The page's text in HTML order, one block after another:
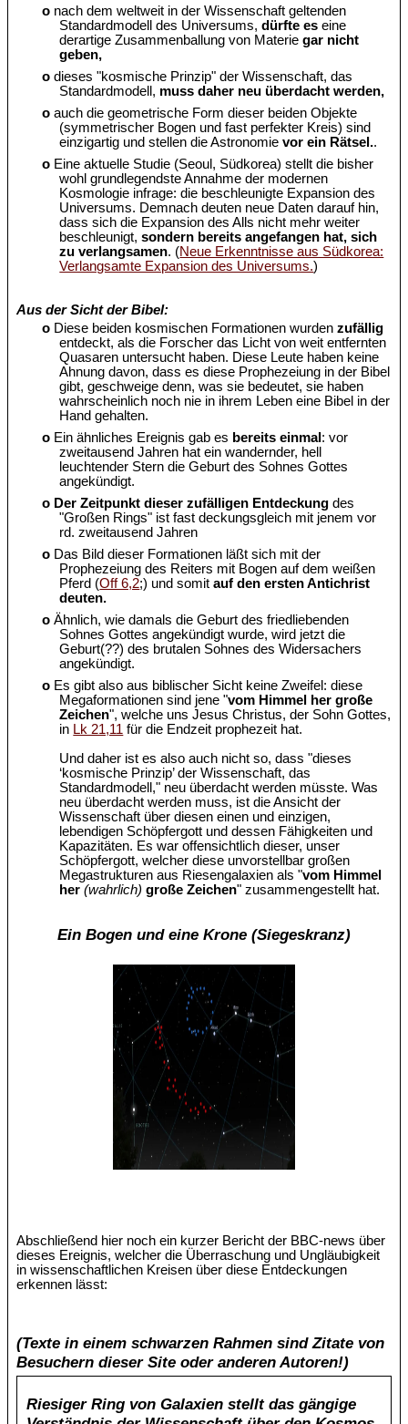
o nach dem weltweit in der Wissenschaft geltenden
Standardmodell des Universums,dürfte eseine
derartige Zusammenballung von Materiegar nicht
geben,
o dieses "kosmische Prinzip" der Wissenschaft, das
Standardmodell, muss daher neu überdacht werden,
o auch die geometrische Form dieser beiden Objekte
(symmetrischer Bogen und fast perfekter Kreis) sind
einzigartig und stellen die Astronomievor ein Rätsel..
o Eine aktuelle Studie (Seoul, Südkorea) stellt die bisher
wohl grundlegendste Annahme der modernen
Kosmologie infrage: die beschleunigte Expansion des
Universums. Demnach deuten neue Daten darauf hin,
dass sich die Expansion des Alls nicht mehr weiter
beschleunigt,sondern bereits angefangen hat, sich
zu verlangsamen. (Neue Erkenntnisse aus Südkorea:
Verlangsamte Expansion des Universums.)
Aus der Sicht der Bibel:
o Diese beiden kosmischen Formationen wurdenzufällig
entdeckt, als die Forscher das Licht von weit entfernten
Quasaren untersucht haben. Diese Leute haben keine
Ahnung davon, dass es diese Prophezeiung in der Bibel
gibt, geschweige denn, was sie bedeutet, sie haben
wahrscheinlich noch nie in ihrem Leben eine Bibel in der
Hand gehalten.
o Ein ähnliches Ereignis gab es bereits einmal : vor
zweitausend Jahren hat ein wandernder, hell
leuchtender Stern die Geburt des Sohnes Gottes
angekündigt.
o Der Zeitpunkt dieser zufälligen Entdeckung des
"Großen Rings" ist fast deckungsgleich mit jenem vor
rd. zweitausend Jahren
o Das Bild dieser Formationen läßt sich mit der
Prophezeiung des Reiters mit Bogen auf dem weißen
Pferd (Off 6,2;) und somitauf den ersten Antichrist
deuten.
o Ähnlich, wie damals die Geburt des friedliebenden
Sohnes Gottes angekündigt wurde, wird jetzt die
Geburt(??) des brutalen Sohnes des Widersachers
angekündigt.
o Es gibt also aus biblischer Sicht keine Zweifel: diese
Megaformationen sind jene "vom Himmel her große
Zeichen", welche uns Jesus Christus, der Sohn Gottes,
in Lk 21,11 für die Endzeit prophezeit hat.
Und daher ist es also auch nicht so, dass "dieses
‘kosmische Prinzip’ der Wissenschaft, das
Standardmodell," neu überdacht werden müsste. Was
neu überdacht werden muss, ist die Ansicht der
Wissenschaft über diesen einen und einzigen,
lebendigen Schöpfergott und dessen Fähigkeiten und
Kapazitäten. Es war offensichtlich dieser, unser
Schöpfergott, welcher diese unvorstellbar großen
Megastrukturen aus Riesengalaxien als "vom Himmel
her(wahrlich) große Zeichen" zusammengestellt hat.
Ein Bogen und eine Krone (Siegeskranz)
Abschließend hier noch ein kurzer Bericht der BBC-news über
dieses Ereignis, welcher die Überraschung und Ungläubigkeit
in wissenschaftlichen Kreisen über diese Entdeckungen
erkennen lässt:
(Texte in einem schwarzen Rahmen sind Zitate von
Besuchern dieser Site oder anderen Autoren!)
Riesiger Ring von Galaxien stellt das gängige